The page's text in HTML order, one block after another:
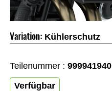
Variation: Kühlerschutz
Teilenummer : 999941940
Verfügbar